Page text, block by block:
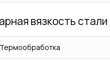
вязкость
Термообработка